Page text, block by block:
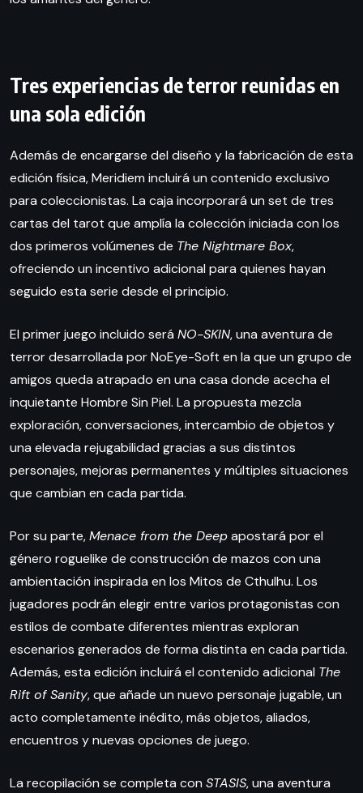
Tres experiencias de terror reunidas en
una sola edición
Además de encargarse del diseño y la fabricación de esta
edición física, Meridiem incluirá un contenido exclusivo
para coleccionistas. La caja incorporará un set de tres
cartas del tarot que amplía la colección iniciada con los
dos primeros volúmenes de The Nightmare Box,
ofreciendo un incentivo adicional para quienes hayan
seguido esta serie desde el principio.
El primer juego incluido será NO-SKIN, una aventura de
terror desarrollada por NoEye-Soft en la que un grupo de
amigos queda atrapado en una casa donde acecha el
inquietante Hombre Sin Piel. La propuesta mezcla
exploración, conversaciones, intercambio de objetos y
una elevada rejugabilidad gracias a sus distintos
personajes, mejoras permanentes y múltiples situaciones
que cambian en cada partida.
Por su parte,Menace from the Deepapostará por el
género roguelike de construcción de mazos con una
ambientación inspirada en los Mitos de Cthulhu. Los
jugadores podrán elegir entre varios protagonistas con
estilos de combate diferentes mientras exploran
escenarios generados de forma distinta en cada partida.
Además, esta edición incluirá el contenido adicional The
Rift of Sanity, que añade un nuevo personaje jugable, un
acto completamente inédito, más objetos, aliados,
encuentros y nuevas opciones de juego.
La recopilación se completa con STASIS, una aventura